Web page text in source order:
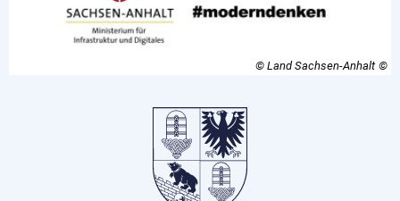
© Land Sachsen-Anhalt